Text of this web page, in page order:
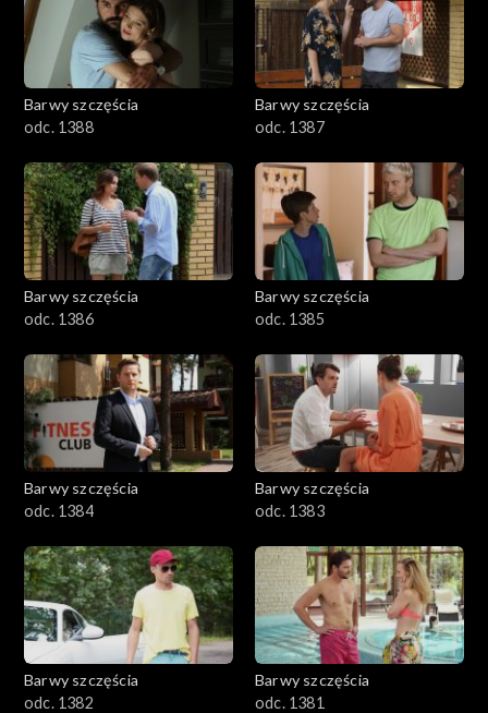
1001–1100
901–1000
801–900
782–800
Barwy szczęścia
odc. 1388
Barwy szczęścia
odc. 1387
Barwy szczęścia
odc. 1386
Barwy szczęścia
odc. 1385
Barwy szczęścia
odc. 1384
Barwy szczęścia
odc. 1383
Barwy szczęścia
odc. 1382
Barwy szczęścia
odc. 1381